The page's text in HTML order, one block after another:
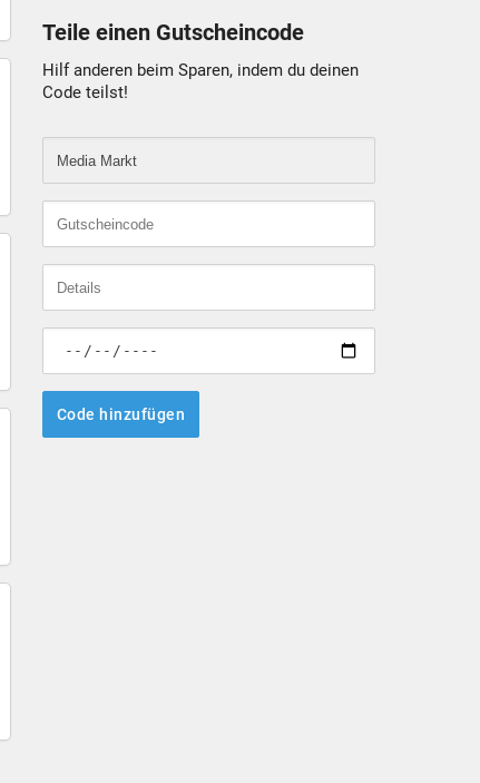
Teile einen Gutscheincode
Hilf anderen beim Sparen, indem du deinen
Code teilst!
Code hinzufügen